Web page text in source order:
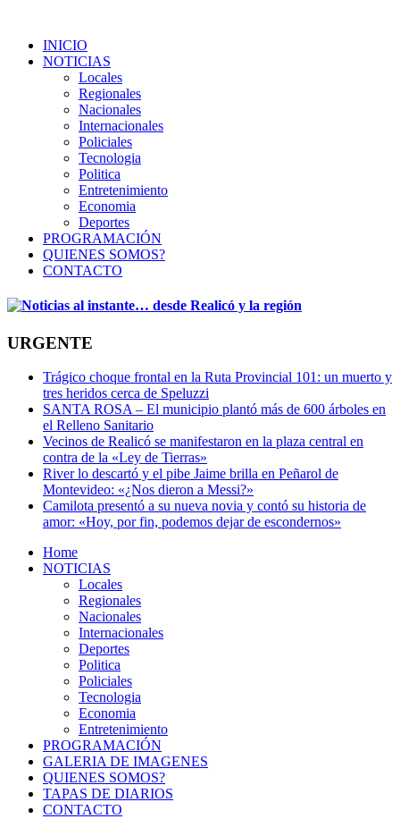
INICIO
NOTICIAS
Locales
Regionales
Nacionales
Internacionales
Policiales
Tecnologia
Politica
Entretenimiento
Economia
Deportes
PROGRAMACIÓN
QUIENES SOMOS?
CONTACTO
URGENTE
Trágico choque frontal en la Ruta Provincial 101: un muerto y
tres heridos cerca de Speluzzi
SANTA ROSA – El municipio plantó más de 600 árboles en
el Relleno Sanitario
Vecinos de Realicó se manifestaron en la plaza central en
contra de la «Ley de Tierras»
River lo descartó y el pibe Jaime brilla en Peñarol de
Montevideo: «¿Nos dieron a Messi?»
Camilota presentó a su nueva novia y contó su historia de
amor: «Hoy, por fin, podemos dejar de escondernos»
Home
NOTICIAS
Locales
Regionales
Nacionales
Internacionales
Deportes
Politica
Policiales
Tecnologia
Economia
Entretenimiento
PROGRAMACIÓN
GALERIA DE IMAGENES
QUIENES SOMOS?
TAPAS DE DIARIOS
CONTACTO